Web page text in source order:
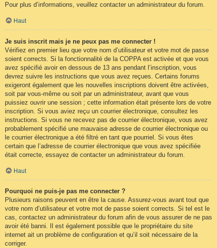
Pour plus d’informations, veuillez contacter un administrateur du forum.
Haut
Je suis inscrit mais je ne peux pas me connecter !
Vérifiez en premier lieu que votre nom d’utilisateur et votre mot de passe
soient corrects. Si la fonctionnalité de la COPPA est activée et que vous
avez spécifié avoir en dessous de 13 ans pendant l’inscription, vous
devrez suivre les instructions que vous avez reçues. Certains forums
exigeront également que les nouvelles inscriptions doivent être activées,
soit par vous-même ou soit par un administrateur, avant que vous
puissiez ouvrir une session ; cette information était présente lors de votre
inscription. Si vous aviez reçu un courrier électronique, consultez les
instructions. Si vous ne recevez pas de courrier électronique, vous avez
probablement spécifié une mauvaise adresse de courrier électronique ou
le courrier électronique a été filtré en tant que pourriel. Si vous êtes
certain que l’adresse de courrier électronique que vous avez spécifiée
était correcte, essayez de contacter un administrateur du forum.
Haut
Pourquoi ne puis-je pas me connecter ?
Plusieurs raisons peuvent en être la cause. Assurez-vous avant tout que
votre nom d’utilisateur et votre mot de passe soient corrects. Si tel est le
cas, contactez un administrateur du forum afin de vous assurer de ne pas
avoir été banni. Il est également possible que le propriétaire du site
internet ait un problème de configuration et qu’il soit nécessaire de la
corriger.